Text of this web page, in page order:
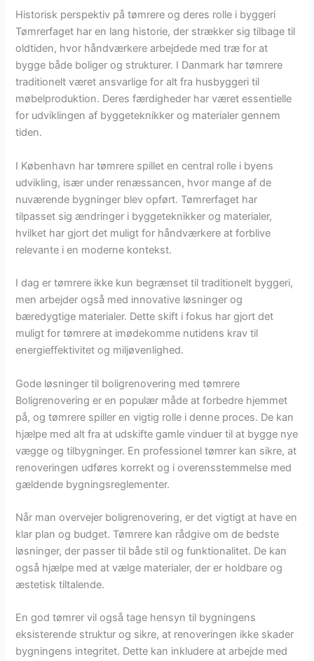
Historisk perspektiv på tømrere og deres rolle i byggeri
Tømrerfaget har en lang historie, der strækker sig tilbage til
oldtiden, hvor håndværkere arbejdede med træ for at
bygge både boliger og strukturer. I Danmark har tømrere
traditionelt været ansvarlige for alt fra husbyggeri til
møbelproduktion. Deres færdigheder har været essentielle
for udviklingen af byggeteknikker og materialer gennem
tiden.
I København har tømrere spillet en central rolle i byens
udvikling, især under renæssancen, hvor mange af de
nuværende bygninger blev opført. Tømrerfaget har
tilpasset sig ændringer i byggeteknikker og materialer,
hvilket har gjort det muligt for håndværkere at forblive
relevante i en moderne kontekst.
I dag er tømrere ikke kun begrænset til traditionelt byggeri,
men arbejder også med innovative løsninger og
bæredygtige materialer. Dette skift i fokus har gjort det
muligt for tømrere at imødekomme nutidens krav til
energieffektivitet og miljøvenlighed.
Gode løsninger til boligrenovering med tømrere
Boligrenovering er en populær måde at forbedre hjemmet
på, og tømrere spiller en vigtig rolle i denne proces. De kan
hjælpe med alt fra at udskifte gamle vinduer til at bygge nye
vægge og tilbygninger. En professionel tømrer kan sikre, at
renoveringen udføres korrekt og i overensstemmelse med
gældende bygningsreglementer.
Når man overvejer boligrenovering, er det vigtigt at have en
klar plan og budget. Tømrere kan rådgive om de bedste
løsninger, der passer til både stil og funktionalitet. De kan
også hjælpe med at vælge materialer, der er holdbare og
æstetisk tiltalende.
En god tømrer vil også tage hensyn til bygningens
eksisterende struktur og sikre, at renoveringen ikke skader
bygningens integritet. Dette kan inkludere at arbejde med